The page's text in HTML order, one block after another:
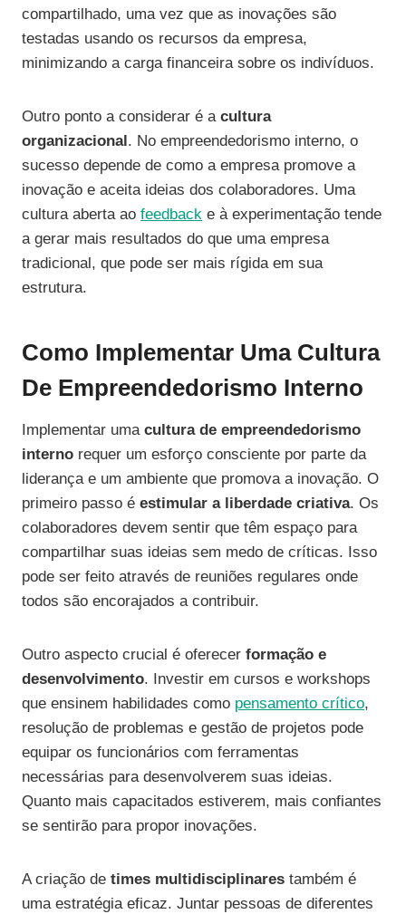
compartilhado, uma vez que as inovações são
testadas usando os recursos da empresa,
minimizando a carga financeira sobre os indivíduos.
Outro ponto a considerar é a cultura
organizacional . No empreendedorismo interno, o
sucesso depende de como a empresa promove a
inovação e aceita ideias dos colaboradores. Uma
cultura aberta ao feedback e à experimentação tende
a gerar mais resultados do que uma empresa
tradicional, que pode ser mais rígida em sua
estrutura.
Como Implementar Uma Cultura
De Empreendedorismo Interno
Implementar uma cultura de empreendedorismo
interno requer um esforço consciente por parte da
liderança e um ambiente que promova a inovação. O
primeiro passo é estimular a liberdade criativa. Os
colaboradores devem sentir que têm espaço para
compartilhar suas ideias sem medo de críticas. Isso
pode ser feito através de reuniões regulares onde
todos são encorajados a contribuir.
Outro aspecto crucial é oferecer formação e
desenvolvimento. Investir em cursos e workshops
que ensinem habilidades como pensamento crítico,
resolução de problemas e gestão de projetos pode
equipar os funcionários com ferramentas
necessárias para desenvolverem suas ideias.
Quanto mais capacitados estiverem, mais confiantes
se sentirão para propor inovações.
A criação de times multidisciplinares também é
uma estratégia eficaz. Juntar pessoas de diferentes